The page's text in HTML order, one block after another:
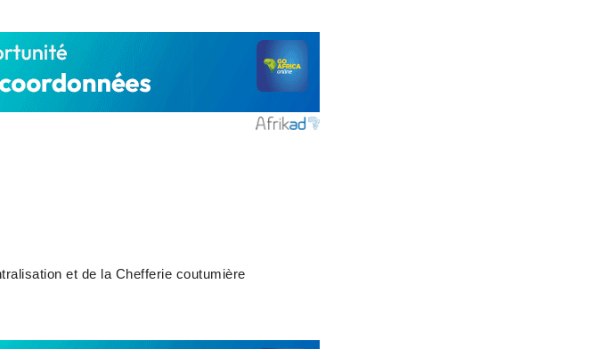
et de la Chefferie coutumière